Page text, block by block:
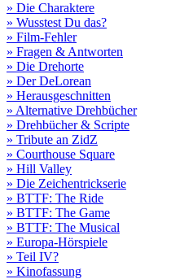
» Die Charaktere
» Wusstest Du das?
» Film-Fehler
» Fragen & Antworten
» Die Drehorte
» Der DeLorean
» Herausgeschnitten
» Alternative Drehbücher
» Drehbücher & Scripte
» Tribute an ZidZ
» Courthouse Square
» Hill Valley
» Die Zeichentrickserie
» BTTF: The Ride
» BTTF: The Game
» BTTF: The Musical
» Europa-Hörspiele
» Teil IV?
» Kinofassung